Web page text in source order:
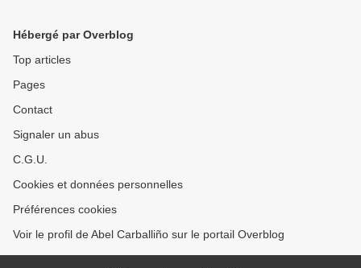
Hébergé par Overblog
Top articles
Pages
Contact
Signaler un abus
C.G.U.
Cookies et données personnelles
Préférences cookies
Voir le profil de Abel Carballiño sur le portail Overblog